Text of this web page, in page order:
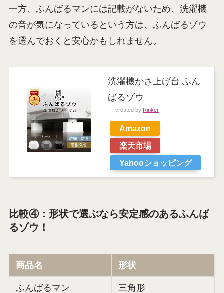
一方、ふんばるマンには記載がないため、洗濯機
の音が気になっているという方は、ふんばるゾウ
を選んでおくと安心かもしれません。
洗濯機かさ上げ台 ふん
ばるゾウ
created by Rinker
Amazon
楽天市場
Yahooショッピング
比較④：形状で選ぶなら安定感のあるふんば
るゾウ！
商品名 形状
ふんばるマン 三角形